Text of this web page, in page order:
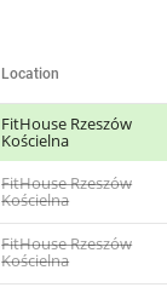
Location
FitHouse Rzeszów
Kościelna
FitHouse Rzeszów
Kościelna
FitHouse Rzeszów
Kościelna